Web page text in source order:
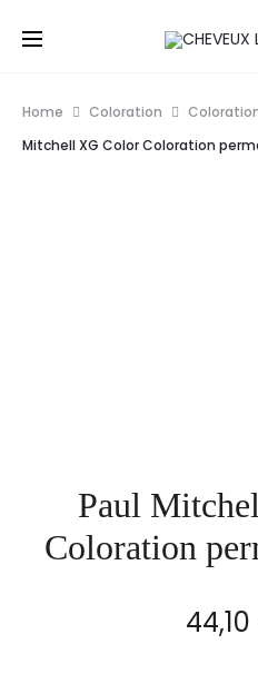
Home Coloration
Mitchell XG Color Coloration
Paul
Coloration
44,10